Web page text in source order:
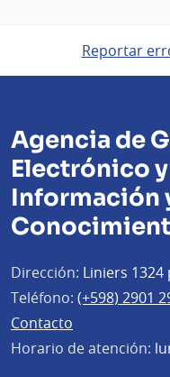
Reportar
Agencia de
Electrónico
Información
Dirección: Liniers
Teléfono: (+598) 2901
Contacto
Horario de atención: